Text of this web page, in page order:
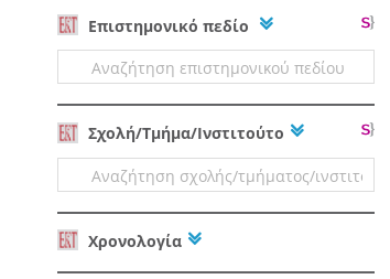
Επιστημονικό πεδίο
Σχολή/Τμήμα/Ινστιτούτο
Χρονολογία